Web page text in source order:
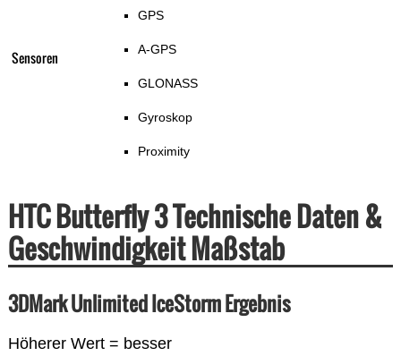
Sensoren
GPS
A-GPS
GLONASS
Gyroskop
Proximity
HTC Butterfly 3 Technische Daten &
Geschwindigkeit Maßstab
3DMark Unlimited IceStorm Ergebnis
Höherer Wert = besser